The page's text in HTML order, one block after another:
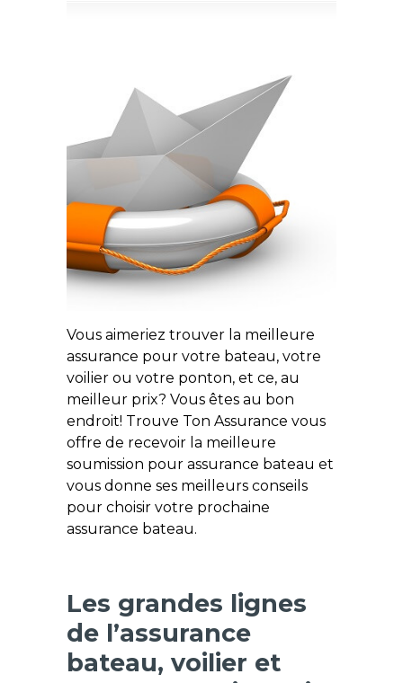
Vous aimeriez trouver la meilleure
assurance pour votre bateau, votre
voilier ou votre ponton, et ce, au
meilleur prix? Vous êtes au bon
endroit! Trouve Ton Assurance vous
offre de recevoir la meilleure
soumission pour assurance bateau et
vous donne ses meilleurs conseils
pour choisir votre prochaine
assurance bateau.
Les grandes lignes
de l’assurance
bateau, voilier et